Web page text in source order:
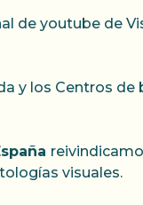
de youtube de
y los Centros
visuales.